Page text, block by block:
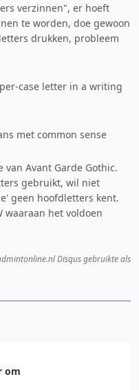
verzinnen", er hoeft
te worden, doe gewoon
drukken, probleem
case letter in a writing
met common sense
Avant Garde Gothic.
gebruikt, wil niet
geen hoofdletters kent.
waaraan het voldoen
Disqus gebruikte als
om